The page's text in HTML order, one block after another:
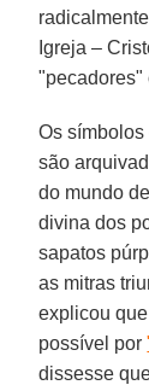
Igreja –
"pecadores"
Os
são
do mundo
divina dos
sapatos
as mitras
explicou
possível por
dissesse